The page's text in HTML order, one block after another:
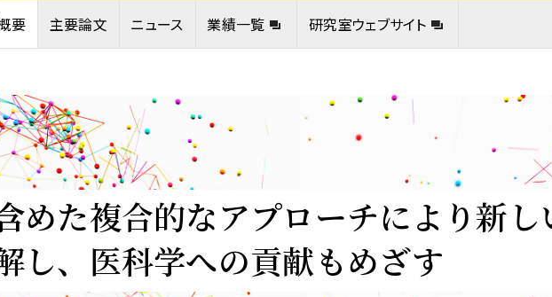
要 主要論文 ニュース 業績一覧 研究室ウェブサイト
めた複合的なアプローチにより新し
し、医科学への貢献もめざす